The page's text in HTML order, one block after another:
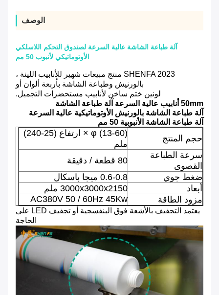
الوصف
آلة طباعة الشاشة عالية السرعة لصندوق التحكم اللاسلكي
الأوتوماتيكي لأنبوب 50 مم
SHENFA 2023 منتج مبيعات شهير للأنابيب اللينة ،
بالورنيش وطباعة الشاشة بأربعة ألوان أو
لونين ختم ساخن لأنابيب مستحضرات التجميل.
50mm أنابيب عالية السرعة آلة طباعة الشاشة
آلة طباعة الشاشة بالورنيش الأوتوماتيكية عالية السرعة
آلة طباعة الشاشة الأنبوبية 50 مم
حجم المنتج
φ (13-60) × ارتفاع (25-240)
ملم
سرعة الطباعة
القصوى
80 قطعة / دقيقة
ضغط جوي
0.6-0.8 ميجا باسكال
أبعاد
3000x3000x2150 ملم
مزود الطاقة
AC380V 50 / 60Hz 45Kw
يعتمد التجفيف بالأشعة فوق البنفسجية أو تجفيف LED على
الحاجة